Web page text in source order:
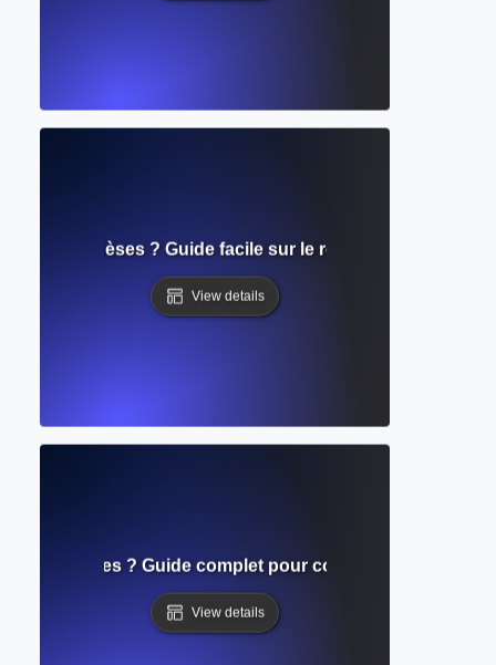
parenthèses ? Guide facile sur le référencement
View details
références ? Guide complet pour compiler et formater
View details